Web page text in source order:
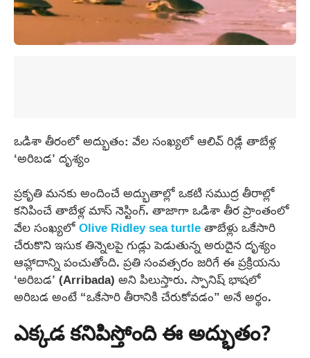
ఒడిశా తీరంలో అద్భుతం: వేల సంఖ్యలో ఆలివ్ రిడ్లే తాబేళ్ల
‘అరిబడ’ దృశ్యం
ప్రకృతి మనకు అందించే అద్భుతాల్లో ఒకటి సముద్ర తీరాల్లో
కనిపించే తాబేళ్ల మాస్ నెస్టింగ్. తాజాగా ఒడిశా తీర ప్రాంతంలో
వేల సంఖ్యలోOlive Ridley sea turtleతాబేళ్లు ఒకేసారి
చేరుకొని ఇసుక తిన్నెలపై గుడ్లు పెడుతున్న అరుదైన దృశ్యం
ఆహ్లాదాన్ని పంచుతోంది. ప్రతి సంవత్సరం జరిగే ఈ ప్రక్రియను
‘అరిబడ’ (Arribada) అని పిలుస్తారు. స్పానిష్ భాషలో
అరిబడ అంటే “ఒకేసారి తీరానికి చేరుకోవడం” అనే అర్థం.
ఎక్కడ కనిపిస్తోంది ఈ అద్భుతం?